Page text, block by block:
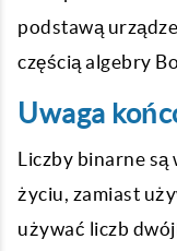
podstawą
częścią algebry
Uwaga
Liczby binarne są
życiu, zamiast
używać liczb